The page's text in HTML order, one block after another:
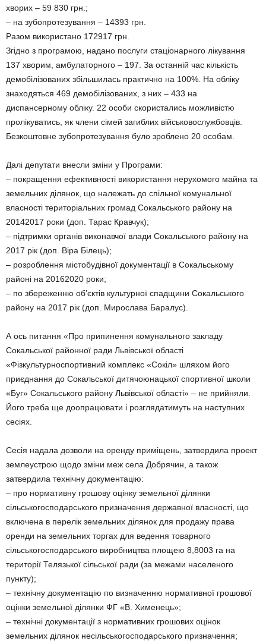
хворих – 59 830 грн.;
– на зубопротезування – 14393 грн.
Разом використано 172917 грн.
Згідно з програмою, надано послуги стаціонарного лікування
137 хворим, амбулаторного – 197. За останній час кількість
демобілізованих збільшилась практично на 100%. На обліку
знаходяться 469 демобілізованих, з них – 433 на
диспансерному обліку. 22 особи скористались можливістю
пролікуватись, як члени сімей загиблих військовослужбовців.
Безкоштовне зубопротезування було зроблено 20 особам.
Далі депутати внесли зміни у Програми:
– покращення ефективності використання нерухомого майна та
земельних ділянок, що належать до спільної комунальної
власності територіальних громад Сокальського району на
20142017 роки (доп. Тарас Кравчук);
– підтримки органів виконавчої влади Сокальського району на
2017 рік (доп. Віра Білець);
– розроблення містобудівної документації в Сокальському
районі на 20162020 роки;
– по збереженню об’єктів культурної спадщини Сокальського
району на 2017 рік (доп. Мирослава Баралус).
А ось питання «Про припинення комунального закладу
Сокальської районної ради Львівської області
«Фізкультурноспортивний комплекс «Сокіл» шляхом його
приєднання до Сокальської дитячоюнацької спортивної школи
«Буг» Сокальського району Львівської області» – не прийняли.
Його треба ще доопрацювати і розглядатимуть на наступних
сесіях.
Сесія надала дозволи на оренду приміщень, затвердила проект
землеустрою щодо зміни меж села Добрячин, а також
затвердила технічну документацію:
– про нормативну грошову оцінку земельної ділянки
сільськогосподарського призначення державної власності, що
включена в перелік земельних ділянок для продажу права
оренди на земельних торгах для ведення товарного
сільськогосподарського виробництва площею 8,8003 га на
території Телязької сільської ради (за межами населеного
пункту);
– технічну документацію по визначенню нормативної грошової
оцінки земельної ділянки ФГ «В. Хименець»;
– технічні документації з нормативних грошових оцінок
земельних ділянок несільськогосподарського призначення;